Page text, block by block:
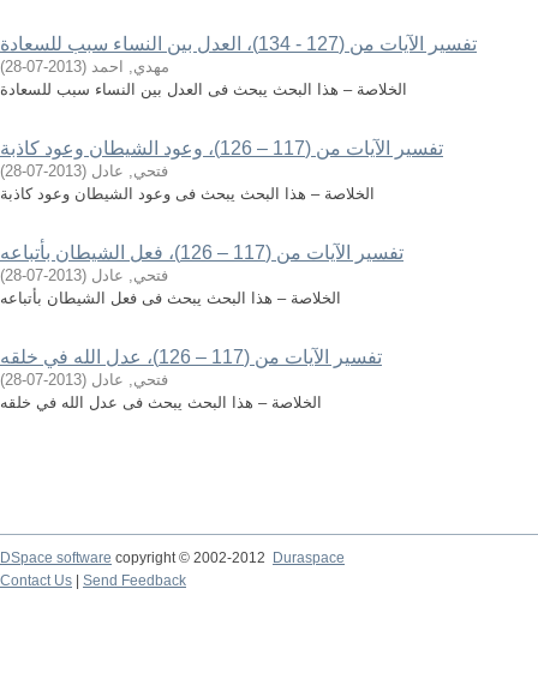
تفسير الآيات من (127 - 134)، العدل بين النساء سبب للسعادة
مهدي, احمد (
2013-07-28
)
الخلاصة – هذا البحث يبحث فى العدل بين النساء سبب للسعادة
تفسير الآيات من (117 – 126)، وعود الشيطان وعود كاذبة
فتحي, عادل (
2013-07-28
)
الخلاصة – هذا البحث يبحث فى وعود الشيطان وعود كاذبة
تفسير الآيات من (117 – 126)، فعل الشيطان بأتباعه
فتحي, عادل (
2013-07-28
)
الخلاصة – هذا البحث يبحث فى فعل الشيطان بأتباعه
تفسير الآيات من (117 – 126)، عدل الله في خلقه
فتحي, عادل (
2013-07-28
)
الخلاصة – هذا البحث يبحث فى عدل الله في خلقه
DSpace software copyright © 2002-2012
Duraspace
Contact Us
Send Feedback